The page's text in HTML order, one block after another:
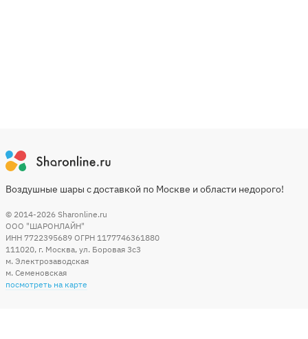
Воздушные шары с доставкой по Москве и области недорого!
© 2014-2026 Sharonline.ru
ООО "ШАРОНЛАЙН"
ИНН 7722395689 ОГРН 1177746361880
111020, г. Москва, ул. Боровая 3c3
м. Электрозаводская
м. Семеновская
посмотреть на карте